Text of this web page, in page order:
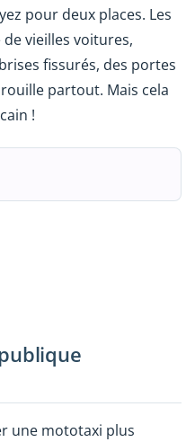
pour deux places. Les
vieilles voitures,
fissurés, des portes
partout. Mais cela
!
une mototaxi plus